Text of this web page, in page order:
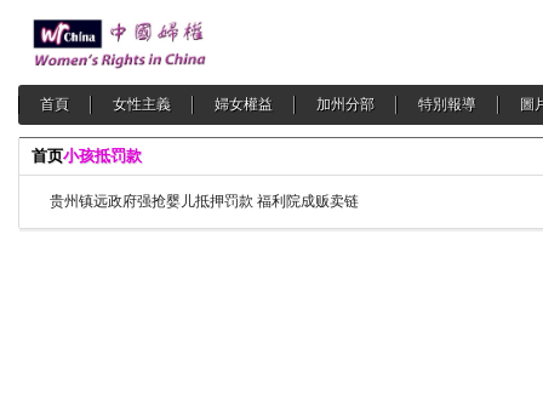
首頁 女性主義 婦女權益 加州分部 特別報導 圖
首页小孩抵罚款
贵州镇远政府强抢婴儿抵押罚款 福利院成贩卖链